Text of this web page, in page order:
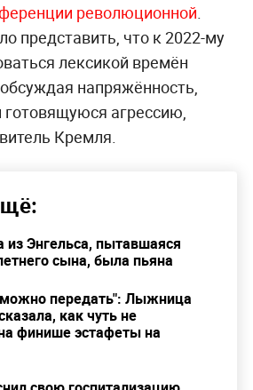
революционной.
представить, что к 2022-му
лексикой времён
напряжённость,
готовящуюся агрессию,
Кремля.
из Энгельса, пытавшаяся
сына, была пьяна
передать": Лыжница
как чуть не
финише эстафеты на